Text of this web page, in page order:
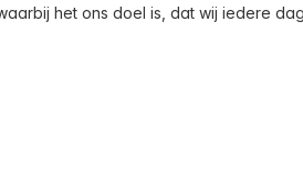
het ons doel is, dat wij iedere